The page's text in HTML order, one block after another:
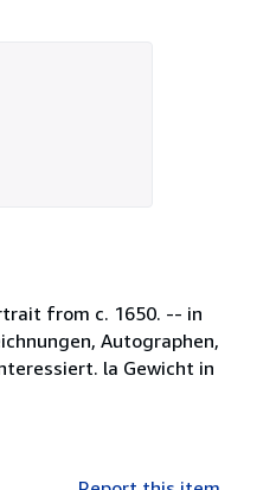
from c. 1650. -- in
Autographen,
la Gewicht in